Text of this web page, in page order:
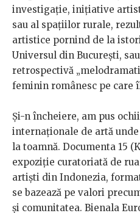
investigație, inițiative
sau al spațiilor rurale,
artistice pornind de la
Universul din București,
retrospectivă
feminin românesc pe care
Și-n încheiere, am pus
internaționale de artă
la toamnă. Documenta 15
expoziție curatoriată de
artiști din Indonezia,
se bazează pe valori
și comunitatea. Bienala